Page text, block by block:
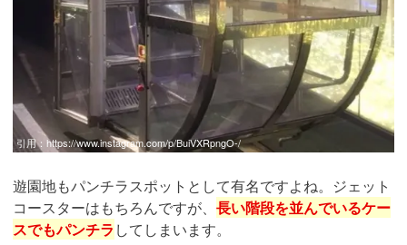
引用： https://www.instagram.com/p/BuiVXRpngO-/
遊園地もパンチラスポットとして有名ですよね。ジェット
コースターはもちろんですが、 長い階段を並んでいるケー
スでもパンチラ してしまいます。